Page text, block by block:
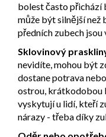
bolest často přichází
může být silnější než
předních zubech jsou
Sklovinový
nevidíte, mohou být
dostane potrava
ostrou, krátkodobou
vyskytují u lidí, kteří
nárazy - třeba díky